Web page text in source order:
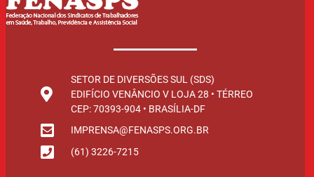
SETOR DE DIVERSÕES SUL (SDS)
EDIFÍCIO VENÂNCIO V LOJA 28 • TÉRREO
CEP: 70393-904 • BRASÍLIA-DF
IMPRENSA@FENASPS.ORG.BR
(61) 3226-7215